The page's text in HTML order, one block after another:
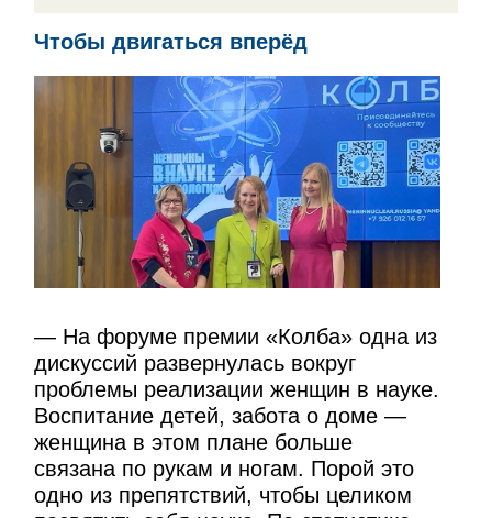
Чтобы двигаться вперёд
— На форуме премии «Колба» одна из
дискуссий развернулась вокруг
проблемы реализации женщин в науке.
Воспитание детей, забота о доме —
женщина в этом плане больше
связана по рукам и ногам. Порой это
одно из препятствий, чтобы целиком